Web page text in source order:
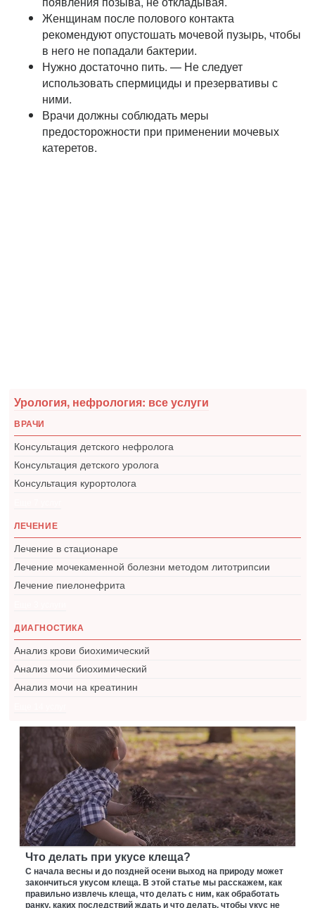
Женщинам после полового контакта
рекомендуют опустошать мочевой пузырь, чтобы
в него не попадали бактерии.
Нужно достаточно пить. — Не следует
использовать спермициды и презервативы с
ними.
Врачи должны соблюдать меры
предосторожности при применении мочевых
катеретов.
Урология, нефрология: все услуги
ВРАЧИ
Консультация детского нефролога
Консультация детского уролога
Консультация курортолога
ЛЕЧЕНИЕ
Лечение в стационаре
Лечение мочекаменной болезни методом литотрипсии
Лечение пиелонефрита
ДИАГНОСТИКА
Анализ крови биохимический
Анализ мочи биохимический
Анализ мочи на креатинин
Что делать при укусе клеща?
С начала весны и до поздней осени выход на природу может
закончиться укусом клеща. В этой статье мы расскажем, как
правильно извлечь клеща, что делать с ним, как обработать
ранку, каких последствий ждать и что делать, чтобы укус не